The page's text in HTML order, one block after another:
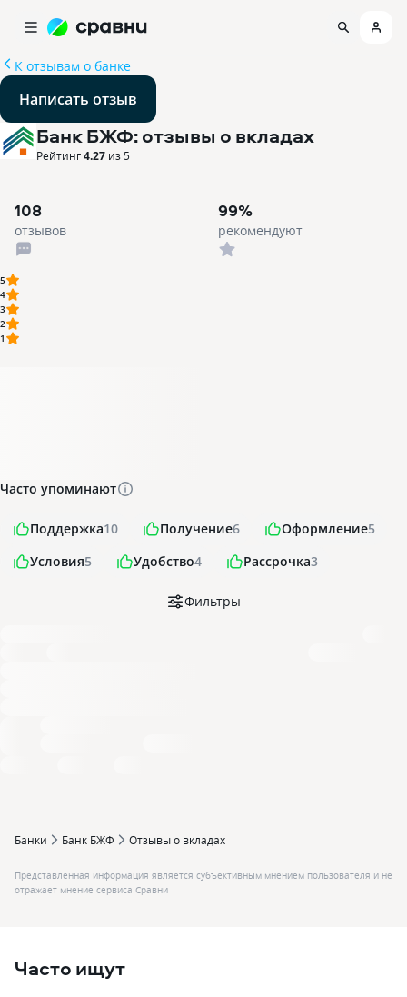
К отзывам о банке
Написать отзыв
Банк БЖФ: отзывы о вкладах
Рейтинг4.27 из 5
108
отзывов
99%
рекомендуют
5
4
3
2
1
Часто упоминают
Поддержка10 Получение6 Оформление5
Условия5 Удобство4 Рассрочка3
Фильтры
Банки Банк БЖФ Отзывы о вкладах
Представленная информация является субъективным мнением пользователя и не
отражает мнение сервиса Сравни
Часто ищут